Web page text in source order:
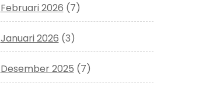
Februari 2026 (7)
Januari 2026 (3)
Desember 2025 (7)